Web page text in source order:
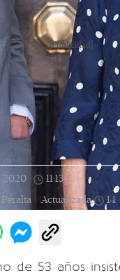
[Publicidad]
2020 11:13
|
Actualizada
de 53 años